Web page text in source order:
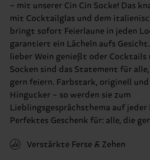
– mit unserer Cin Cin Socke! Das
mit Cocktailglas und dem
bringt sofort Feierlaune in jeden
garantiert ein Lächeln aufs
lieber Wein genießt oder Cocktails
Socken sind das Statement für
gern feiern. Farbstark, originell
Hingucker – so werden sie zum
Lieblingsgesprächsthema auf jeder
Perfektes Geschenk für: alle, die
Verstärkte Ferse & Zehen